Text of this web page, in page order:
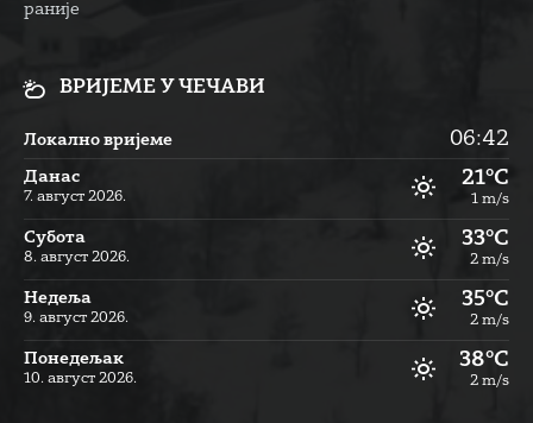
раније
ВРИЈЕМЕ У ЧЕЧАВИ
Локално вријеме 06:42
Данас
7. август 2026.
21°C
1 m/s
Субота
8. август 2026.
33°C
2 m/s
Недеља
9. август 2026.
35°C
2 m/s
Понедељак
10. август 2026.
38°C
2 m/s